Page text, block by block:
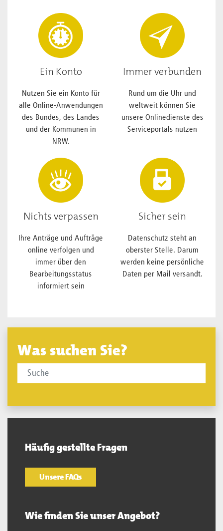
Ein Konto
Nutzen Sie ein Konto für
alle Online-Anwendungen
des Bundes, des Landes
und der Kommunen in
NRW.
Immer verbunden
Rund um die Uhr und
weltweit können Sie
unsere Onlinedienste des
Serviceportals nutzen
Nichts verpassen
Ihre Anträge und Aufträge
online verfolgen und
immer über den
Bearbeitungsstatus
informiert sein
Sicher sein
Datenschutz steht an
oberster Stelle. Darum
werden keine persönliche
Daten per Mail versandt.
Was suchen Sie?
Häufig gestellte Fragen
Unsere FAQs
Wie finden Sie unser Angebot?